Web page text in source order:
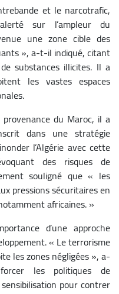
et le narcotrafic,
sur l’ampleur du
une zone cible des
», a-t-il indiqué, citant
substances illicites. Il a
les vastes espaces
du Maroc, il a
dans une stratégie
l’Algérie avec cette
des risques de
souligné que « les
pressions sécuritaires en
africaines. »
d’une approche
« Le terrorisme
les zones négligées », a-
les politiques de
pour contrer